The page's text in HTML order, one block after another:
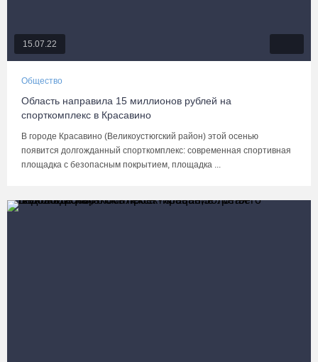
15.07.22
Общество
Область направила 15 миллионов рублей на
спорткомплекс в Красавино
В городе Красавино (Великоустюгский район) этой осенью
появится долгожданный спорткомплекс: современная спортивная
площадка с безопасным покрытием, площадка ...